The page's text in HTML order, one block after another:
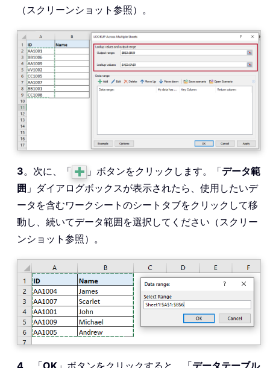
（スクリーンショット参照）。
3。次に、「 」ボタンをクリックします。「データ範
囲 」ダイアログボックスが表示されたら、使用したいデ
ータを含むワークシートのシートタブをクリックして移
動し、続いてデータ範囲を選択してください（スクリー
ンショット参照）。